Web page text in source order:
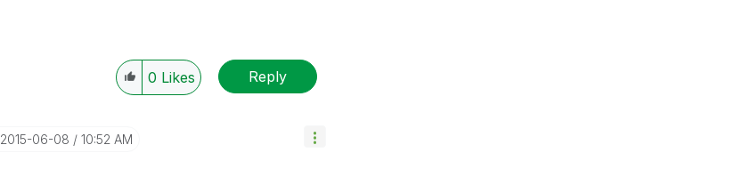
0 Likes Reply
‎2015-06-08 10:52 AM